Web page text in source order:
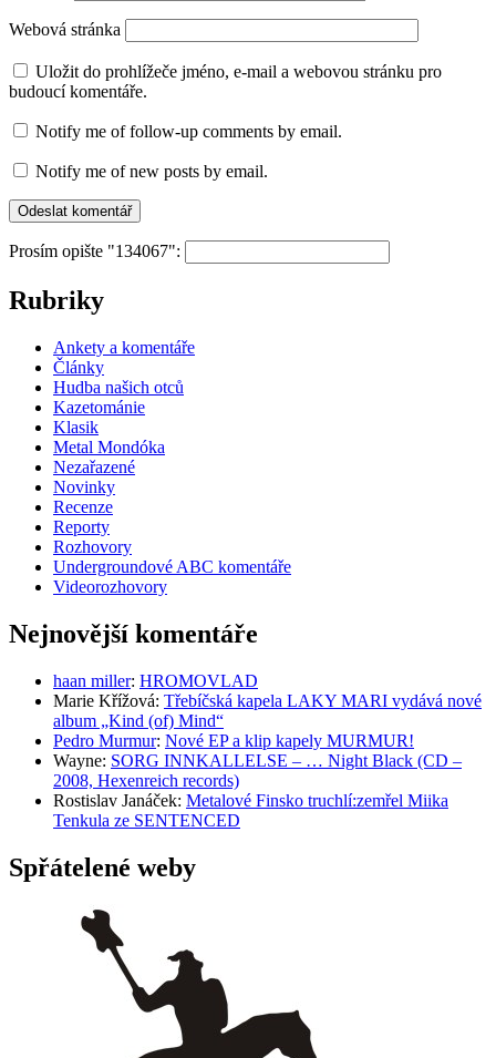
Webová stránka
Uložit do prohlížeče jméno, e-mail a webovou stránku pro
budoucí komentáře.
Notify me of follow-up comments by email.
Notify me of new posts by email.
Prosím opište "134067":
Rubriky
Ankety a komentáře
Články
Hudba našich otců
Kazetománie
Klasik
Metal Mondóka
Nezařazené
Novinky
Recenze
Reporty
Rozhovory
Undergroundové ABC komentáře
Videorozhovory
Nejnovější komentáře
haan miller: HROMOVLAD
Marie Křížová: Třebíčská kapela LAKY MARI vydává nové
album „Kind (of) Mind“
Pedro Murmur: Nové EP a klip kapely MURMUR!
Wayne: SORG INNKALLELSE – … Night Black (CD –
2008, Hexenreich records)
Rostislav Janáček: Metalové Finsko truchlí:zemřel Miika
Tenkula ze SENTENCED
Spřátelené weby